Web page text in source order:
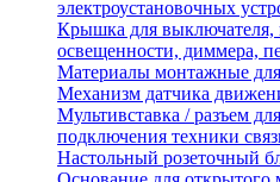
электроустановочных
Крышка для выключателя,
освещенности, диммера,
Материалы монтажные
Механизм датчика
Мультивставка / разъем
подключения техники
Настольный розеточный